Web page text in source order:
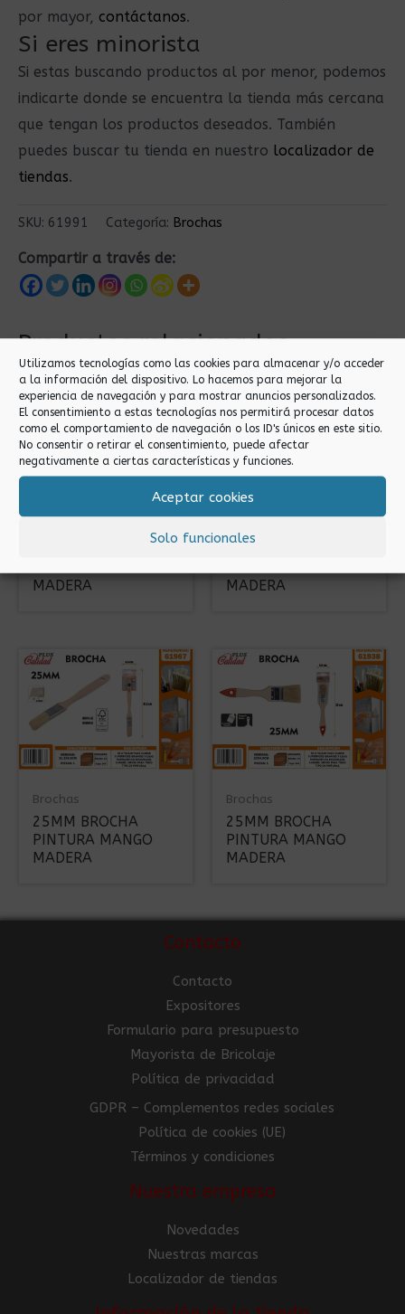
Utilizamos tecnologías como las cookies para almacenar y/o acceder
a la información del dispositivo. Lo hacemos para mejorar la
experiencia de navegación y para mostrar anuncios personalizados.
El consentimiento a estas tecnologías nos permitirá procesar datos
como el comportamiento de navegación o los ID's únicos en este sitio.
No consentir o retirar el consentimiento, puede afectar
negativamente a ciertas características y funciones.
Aceptar cookies
Solo funcionales
por mayor, contáctanos.
Si eres minorista
Si estas buscando productos al por menor, podemos
indicarte donde se encuentra la tienda más cercana
que tengan los productos deseados. También
puedes buscar tu tienda en nuestro localizador de
tiendas.
SKU: 61991 Categoría: Brochas
Compartir a través de:
Productos relacionados
MADERA
MADERA
Brochas
25MM BROCHA
PINTURA MANGO
MADERA
Brochas
25MM BROCHA
PINTURA MANGO
MADERA
Contacto
Contacto
Expositores
Formulario para presupuesto
Mayorista de Bricolaje
Política de privacidad
GDPR – Complementos redes sociales
Política de cookies (UE)
Términos y condiciones
Nuestra empresa
Novedades
Nuestras marcas
Localizador de tiendas